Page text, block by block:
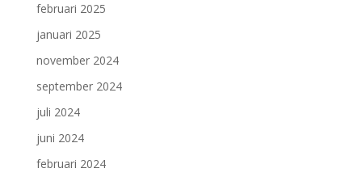
februari 2025
januari 2025
november 2024
september 2024
juli 2024
juni 2024
februari 2024